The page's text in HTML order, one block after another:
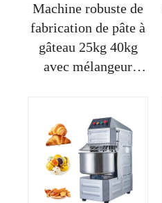
Machine robuste de
fabrication de pâte à
gâteau 25kg 40kg
avec mélangeur
machine de
pétrissage de pâte à
pain